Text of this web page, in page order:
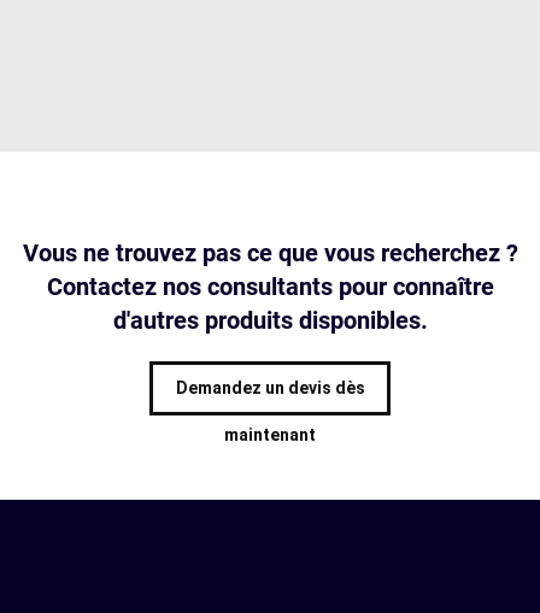
Vous ne trouvez pas ce que vous recherchez ?
Contactez nos consultants pour connaître
d'autres produits disponibles.
Demandez un devis dès
maintenant